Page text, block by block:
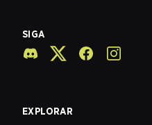
SIGA
EXPLORAR